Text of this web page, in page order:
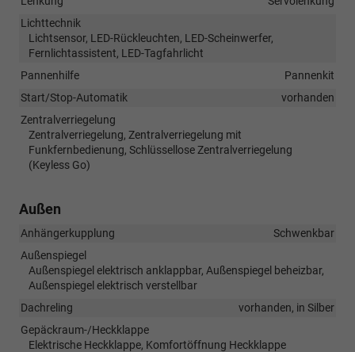
Lichttechnik
Lichtsensor, LED-Rückleuchten, LED-Scheinwerfer,
Fernlichtassistent, LED-Tagfahrlicht
Pannenhilfe
Pannenkit
Start/Stop-Automatik
vorhanden
Zentralverriegelung
Zentralverriegelung, Zentralverriegelung mit
Funkfernbedienung, Schlüssellose Zentralverriegelung
(Keyless Go)
Außen
Anhängerkupplung
Schwenkbar
Außenspiegel
Außenspiegel elektrisch anklappbar, Außenspiegel beheizbar,
Außenspiegel elektrisch verstellbar
Dachreling
vorhanden, in Silber
Gepäckraum-/Heckklappe
Elektrische Heckklappe, Komfortöffnung Heckklappe